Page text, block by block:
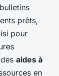
prêts,
pour
aides à
en